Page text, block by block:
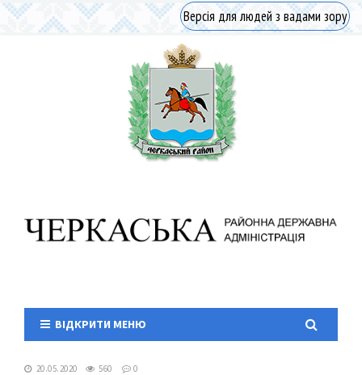
Версія для людей з вадами зору
ВІДКРИТИ МЕНЮ
20.05.2020 560
0